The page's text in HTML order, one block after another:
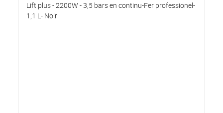
Lift plus - 2200W - 3,5 bars en continu-Fer professionel-
1,1 L- Noir